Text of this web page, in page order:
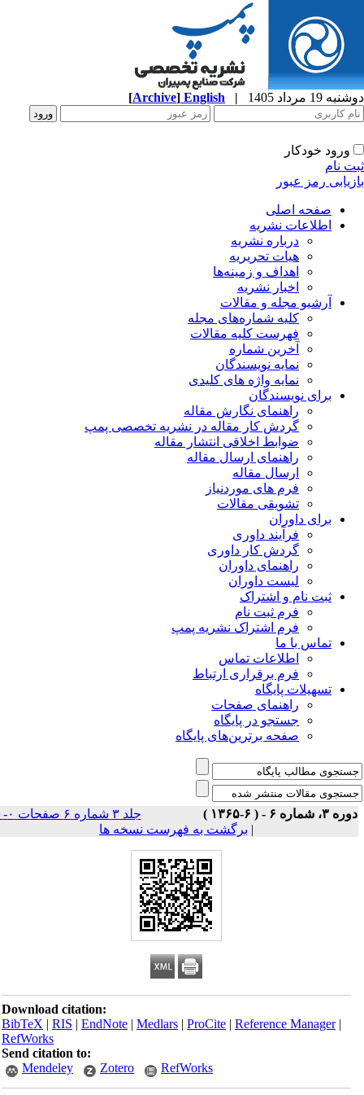
19 مرداد 1405 |
English
[Archive]
ورود خودکار
نام
رمز عبور
صفحه اصلی
اطلاعات نشریه
درباره نشریه
هیات تحریریه
اهداف و زمینه‌ها
اخبار نشریه
آرشیو مجله و مقالات
کلیه شماره‌های مجله
فهرست کلیه مقالات
آخرین شماره
نمایه نویسندگان
نمایه واژه های کلیدی
برای نویسندگان
راهنمای نگارش مقاله
گردش کار مقاله در نشریه تخصصی پمپ
ضوابط اخلاقی انتشار مقاله
راهنمای ارسال مقاله
ارسال مقاله
فرم های موردنیاز
تشویقی مقالات
برای داوران
فرآیند داوری
گردش کار داوری
راهنمای داوران
لیست داوران
ثبت نام و اشتراک
فرم ثبت نام
فرم اشتراک نشریه پمپ
تماس با ما
اطلاعات تماس
فرم برقراری ارتباط
تسهیلات پایگاه
راهنمای صفحات
جستجو در پایگاه
صفحه برترین‌های پایگاه
۳، شماره ۶ - ( ۶-۱۳۶۵ )
جلد ۳ شماره ۶ صفحات ۰-۰
برگشت به فهرست نسخه ها
Download citation:
BibTeX|RIS|EndNote|Medlars|ProCite|Reference Manager
RefWorks
Send citation to:
Mendeley
Zotero RefWorks